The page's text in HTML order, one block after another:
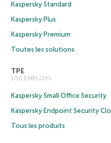
Kaspersky Standard
Kaspersky Plus
Kaspersky Premium
Toutes les solutions
TPE
1 50 EMPLOYS
Kaspersky Small Office Security
Kaspersky Endpoint Security
Tous les produits